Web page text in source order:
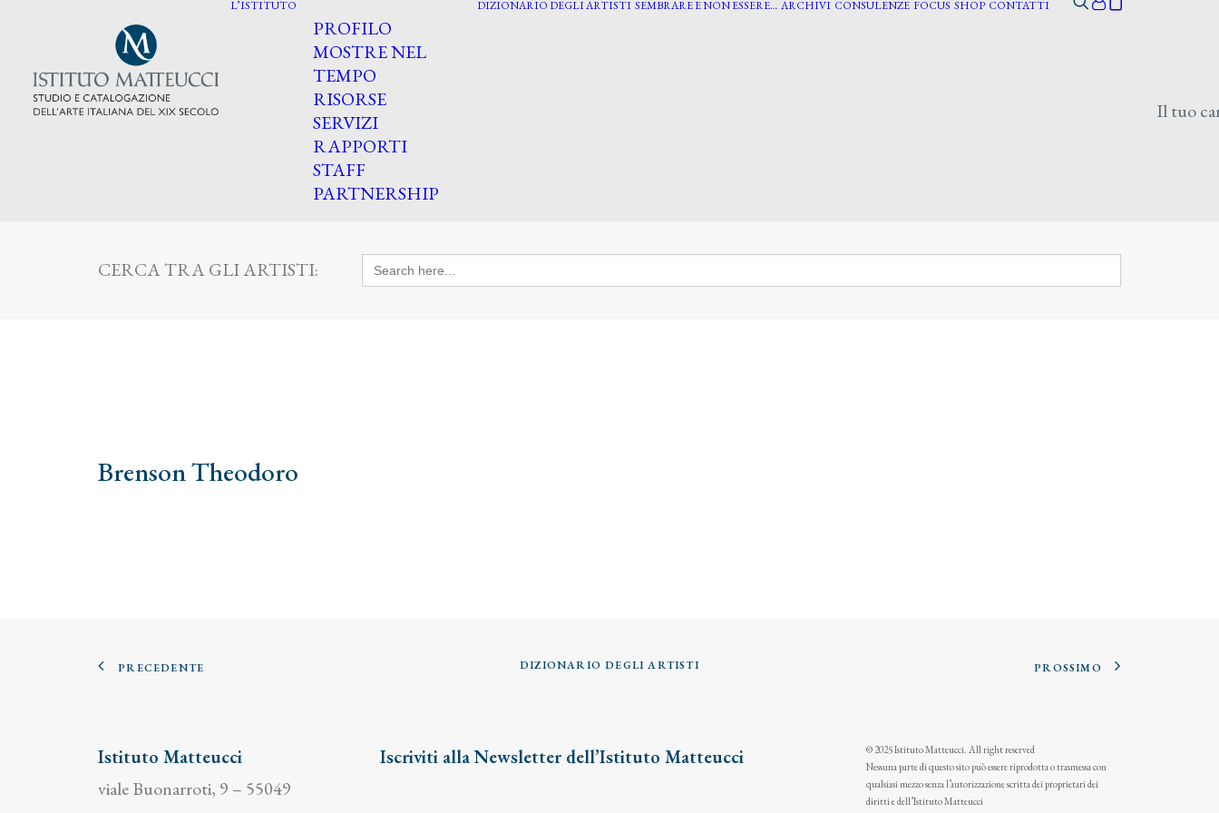
L’ISTITUTO
PROFILO
MOSTRE NEL
TEMPO
RISORSE
SERVIZI
RAPPORTI
STAFF
PARTNERSHIP
DIZIONARIO DEGLI ARTISTI SEMBRARE E NON ESSERE… ARCHIVI CONSULENZE FOCUS SHOP CONTATTI
Il tuo
CERCA TRA GLI ARTISTI: Search
for:
Brenson Theodoro
PRECEDENTE DIZIONARIO DEGLI ARTISTI PROSSIMO
Istituto Matteucci
viale Buonarroti, 9 – 55049
Iscriviti alla Newsletter dell’Istituto Matteucci
© 2025 Istituto Matteucci. All right reserved
Nessuna parte di questo sito può essere riprodotta o trasmessa con
qualsiasi mezzo senza l’autorizzazione scritta dei proprietari dei
diritti e dell’Istituto Matteucci